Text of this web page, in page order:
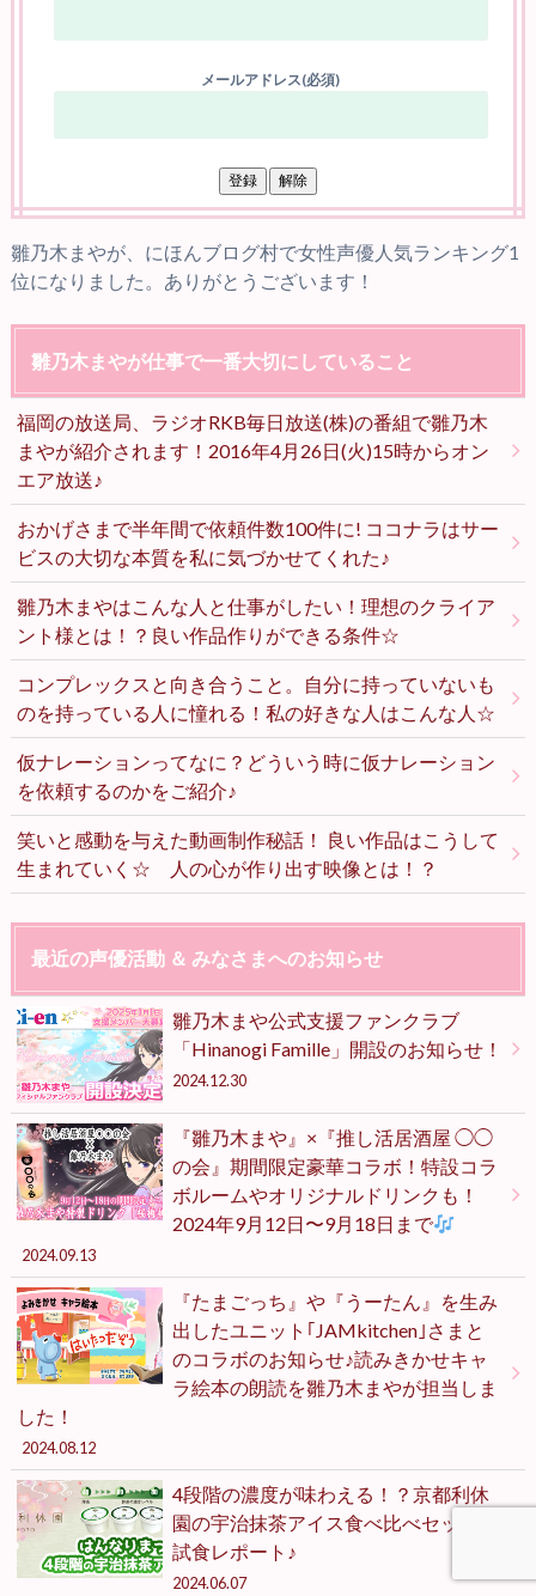
メールアドレス(必須)
雛乃木まやが、にほんブログ村で女性声優人気ランキング1
位になりました。ありがとうございます！
雛乃木まやが仕事で一番大切にしていること
福岡の放送局、ラジオRKB毎日放送(株)の番組で雛乃木
まやが紹介されます！2016年4月26日(火)15時からオン
エア放送♪
おかげさまで半年間で依頼件数100件に! ココナラはサー
ビスの大切な本質を私に気づかせてくれた♪
雛乃木まやはこんな人と仕事がしたい！理想のクライア
ント様とは！？良い作品作りができる条件☆
コンプレックスと向き合うこと。自分に持っていないも
のを持っている人に憧れる！私の好きな人はこんな人☆
仮ナレーションってなに？どういう時に仮ナレーション
を依頼するのかをご紹介♪
笑いと感動を与えた動画制作秘話！ 良い作品はこうして
生まれていく☆ 人の心が作り出す映像とは！？
最近の声優活動 ＆ みなさまへのお知らせ
雛乃木まや公式支援ファンクラブ
「Hinanogi Famille」開設のお知らせ！
2024.12.30
『雛乃木まや』×『推し活居酒屋 ◯◯
の会』期間限定豪華コラボ！特設コラ
ボルームやオリジナルドリンクも！
2024年9月12日〜9月18日まで
2024.09.13
『たまごっち』や『うーたん』を生み
出したユニット｢JAMkitchen｣さまと
のコラボのお知らせ♪読みきかせキャ
ラ絵本の朗読を雛乃木まやが担当しま
した！
2024.08.12
4段階の濃度が味わえる！？京都利休
園の宇治抹茶アイス食べ比べセットを
試食レポート♪
2024.06.07